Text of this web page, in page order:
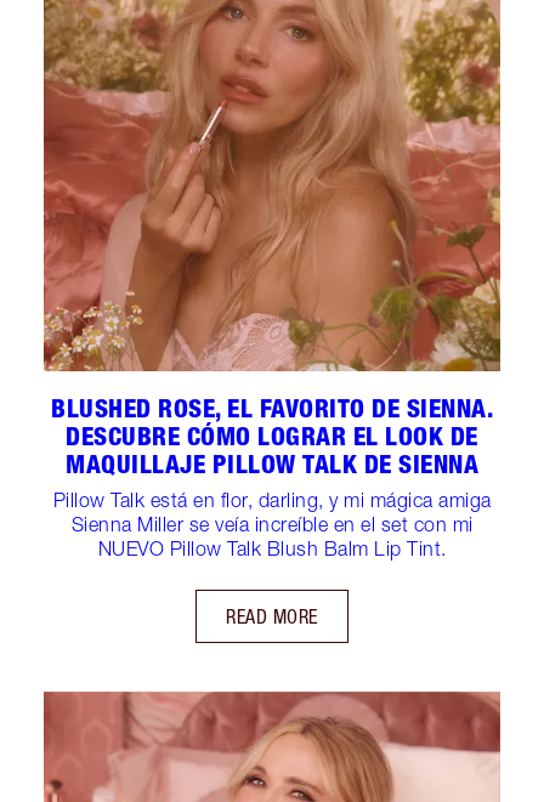
BLUSHED ROSE, EL FAVORITO DE SIENNA.
DESCUBRE CÓMO LOGRAR EL LOOK DE
MAQUILLAJE PILLOW TALK DE SIENNA
Pillow Talk está en flor, darling, y mi mágica amiga
Sienna Miller se veía increíble en el set con mi
NUEVO Pillow Talk Blush Balm Lip Tint.
READ MORE